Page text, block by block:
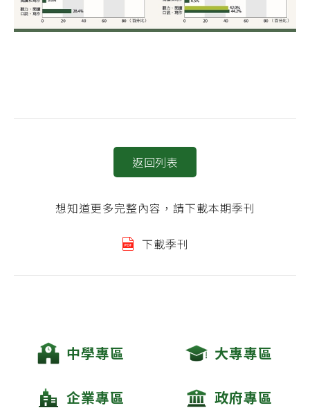
返回列表
想知道更多完整內容，請下載本期季刊
下載季刊
中學專區 大專專區
企業專區 政府專區